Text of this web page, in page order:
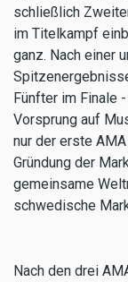
schließlich
im Titelkampf
ganz. Nach einer
Fünfter im Finale
Vorsprung auf
nur der erste
Gründung der
gemeinsame
schwedische
Nach den drei